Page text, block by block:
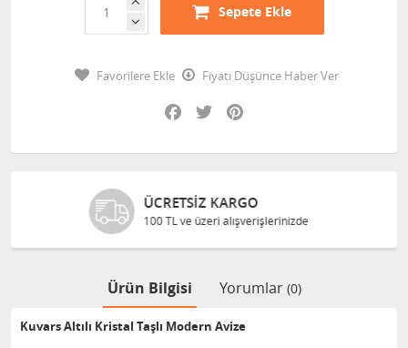
Sepete Ekle
Favorilere Ekle
Fiyatı Düşünce Haber Ver
Facebook
Twitter
alışverişlerinizde
Ürün Bilgisi Yorumlar (0)
Kuvars Altılı Kristal Taşlı Modern Avize